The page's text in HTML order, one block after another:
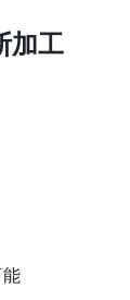
加工